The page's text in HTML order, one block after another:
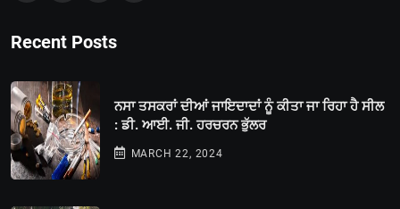
Recent Posts
ਨਸਾ ਤਸਕਰਾਂ ਦੀਆਂ ਜਾਇਦਾਦਾਂ ਨੂੰ ਕੀਤਾ ਜਾ ਰਿਹਾ ਹੈ ਸੀਲ
: ਡੀ. ਆਈ. ਜੀ. ਹਰਚਰਨ ਭੁੱਲਰ
MARCH 22, 2024